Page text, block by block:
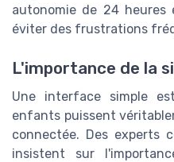
autonomie de 24 heures
éviter des frustrations
L'importance de la
Une interface simple
enfants puissent
connectée. Des experts
insistent sur